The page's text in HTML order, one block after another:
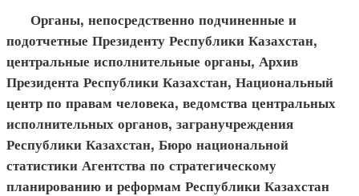
Органы, непосредственно подчиненные и
подотчетные Президенту Республики Казахстан,
центральные исполнительные органы, Архив
Президента Республики Казахстан, Национальный
центр по правам человека, ведомства центральных
исполнительных органов, загранучреждения
Республики Казахстан, Бюро национальной
статистики Агентства по стратегическому
планированию и реформам Республики Казахстан